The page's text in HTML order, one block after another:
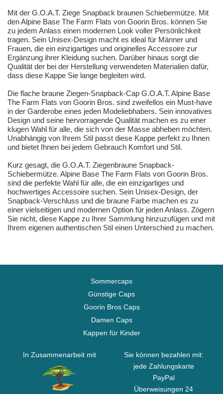
Mit der G.O.A.T. Ziege Snapback braunen Schiebermütze. Mit
den Alpine Base The Farm Flats von Goorin Bros. können Sie
zu jedem Anlass einen modernen Look voller Persönlichkeit
tragen. Sein Unisex-Design macht es ideal für Männer und
Frauen, die ein einzigartiges und originelles Accessoire zur
Ergänzung ihrer Kleidung suchen. Darüber hinaus sorgt die
Qualität der bei der Herstellung verwendeten Materialien dafür,
dass diese Kappe Sie lange begleiten wird.
Die flache braune Ziegen-Snapback-Cap G.O.A.T. Alpine Base
The Farm Flats von Goorin Bros. sind zweifellos ein Must-have
in der Garderobe eines jeden Modeliebhabers. Sein innovatives
Design und seine hervorragende Qualität machen es zu einer
klugen Wahl für alle, die sich von der Masse abheben möchten.
Unabhängig von Ihrem Stil passt diese Kappe perfekt zu Ihnen
und bietet Ihnen bei jedem Gebrauch Komfort und Stil.
Kurz gesagt, die G.O.A.T. Ziegenbraune Snapback-
Schiebermütze. Alpine Base The Farm Flats von Goorin Bros.
sind die perfekte Wahl für alle, die ein einzigartiges und
hochwertiges Accessoire suchen. Sein Unisex-Design, der
Snapback-Verschluss und die braune Farbe machen es zu
einer vielseitigen und modernen Option für jeden Anlass. Zögern
Sie nicht, diese Kappe zu Ihrer Sammlung hinzuzufügen und mit
Ihrem eigenen authentischen Stil einen Unterschied zu machen.
Sommercaps
Günstige Caps
Goorin Bros Caps
Damen Caps
Kappen für Kinder
In Zusammenarbeit mit
Sie können bezahlen mit:
jede Zahlungskarte
PayPal
Überweisungen 24